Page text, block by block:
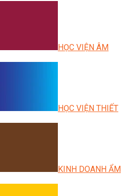
HỌC VIỆN ÂM
HỌC VIỆN THIẾT
KINH DOANH ẨM